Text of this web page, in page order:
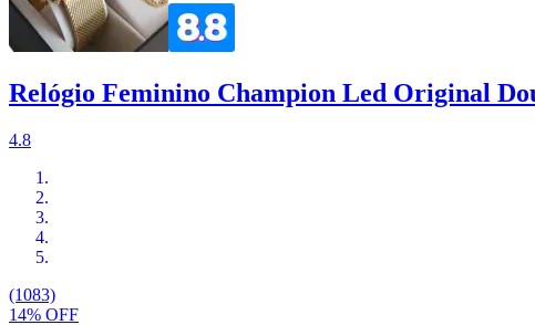
Relógio Feminino Champion Led Original
4.8
(1083)
14% OFF